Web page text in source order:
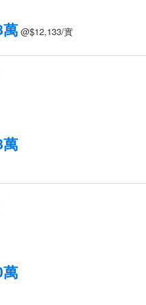
@$12,133/實